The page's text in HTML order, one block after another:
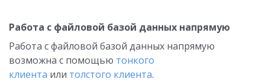
Работа с файловой базой данных напрямую
Работа с файловой базой данных напрямую
возможна с помощью тонкого
клиента или толстого клиента.